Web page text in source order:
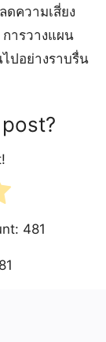
ความเสี่ยง
ารวางแผน
ปอย่างราบรื่น
481